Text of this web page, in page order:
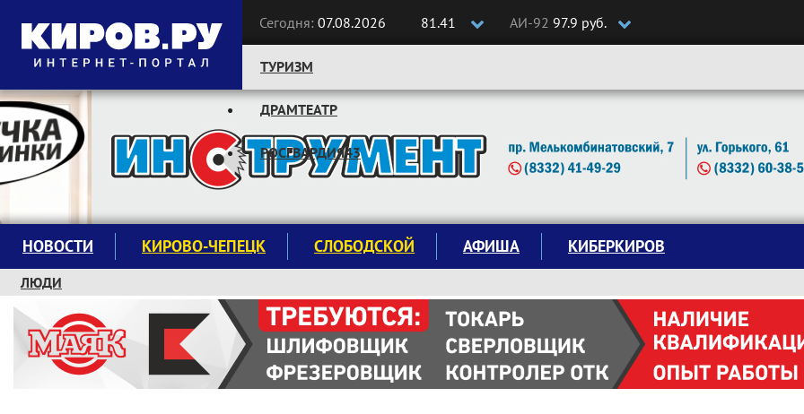
Сегодня: 07.08.2026 81.41 АИ-92 97.9 руб.
Следите за новостями:
ТУРИЗМ
ДРАМТЕАТР
РОСГВАРДИЯ43
НОВОСТИ КИРОВО-ЧЕПЕЦК СЛОБОДСКОЙ АФИША КИБЕРКИРОВ
ЛЮДИ
КРУЖКИ И СЕКЦИИ
ЗАВОДУ "МАЯК" 85 ЛЕТ
ЭКОЛОГИЯ